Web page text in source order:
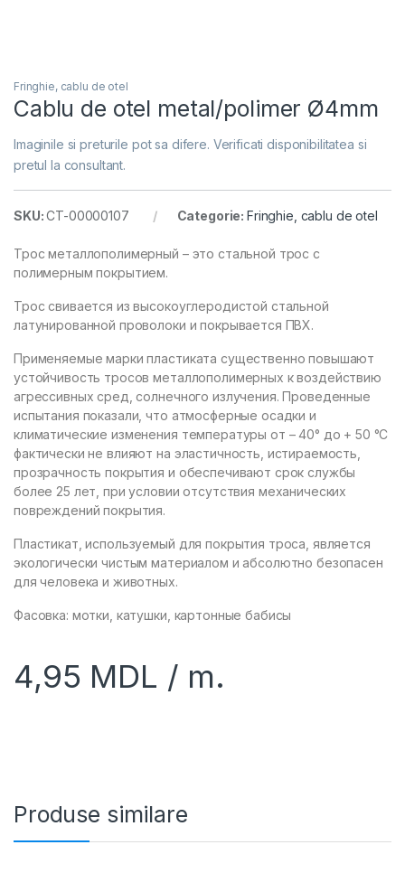
Fringhie, cablu de otel
Cablu de otel metal/polimer Ø4mm
Imaginile si preturile pot sa difere. Verificati disponibilitatea si
pretul la consultant.
SKU:CT-00000107 Categorie: Fringhie, cablu de otel
Трос металлополимерный – это стальной трос с
полимерным покрытием.
Трос свивается из высокоуглеродистой стальной
латунированной проволоки и покрывается ПВХ.
Применяемые марки пластиката существенно повышают
устойчивость тросов металлополимерных к воздействию
агрессивных сред, солнечного излучения. Проведенные
испытания показали, что атмосферные осадки и
климатические изменения температуры от – 40° до + 50 °С
фактически не влияют на эластичность, истираемость,
прозрачность покрытия и обеспечивают срок службы
более 25 лет, при условии отсутствия механических
повреждений покрытия.
Пластикат, используемый для покрытия троса, является
экологически чистым материалом и абсолютно безопасен
для человека и животных.
Фасовка: мотки, катушки, картонные бабисы
4,95 MDL / m.
Produse similare